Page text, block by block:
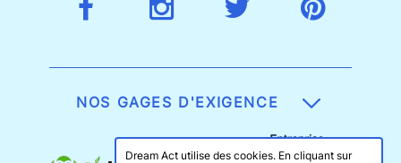
NOS GAGES D'EXIGENCE
Dream Act utilise des cookies. En cliquant sur